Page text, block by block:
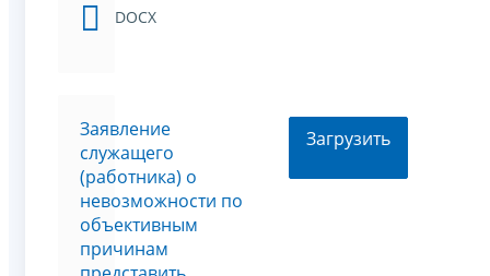
DOCX
Заявление
служащего
(работника) о
невозможности по
объективным
причинам
Загрузить